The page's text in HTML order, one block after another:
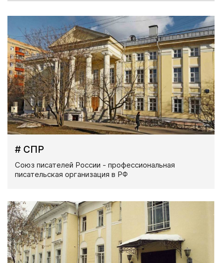
# СПР
Союз писателей России - профессиональная
писательская организация в РФ